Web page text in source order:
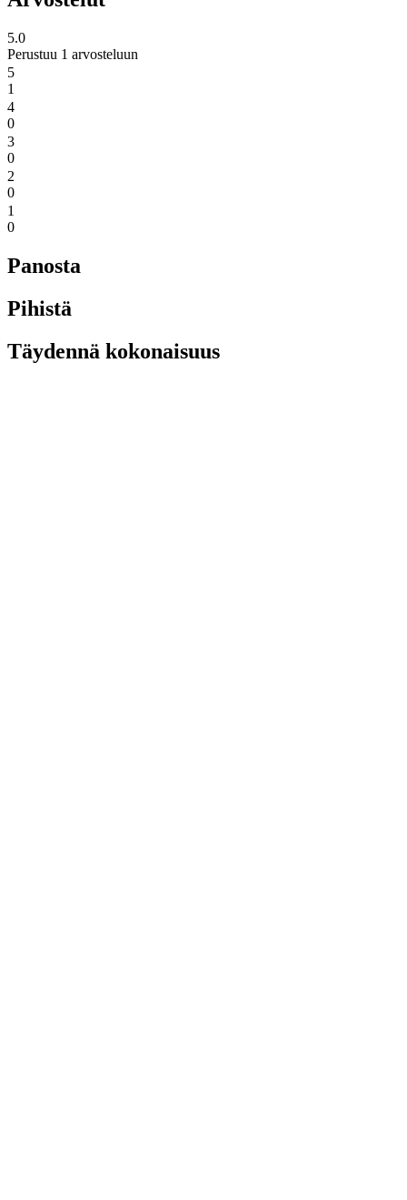
5.0
Perustuu 1 arvosteluun
5
1
4
0
3
0
2
0
1
0
Panosta
Pihistä
Täydennä kokonaisuus